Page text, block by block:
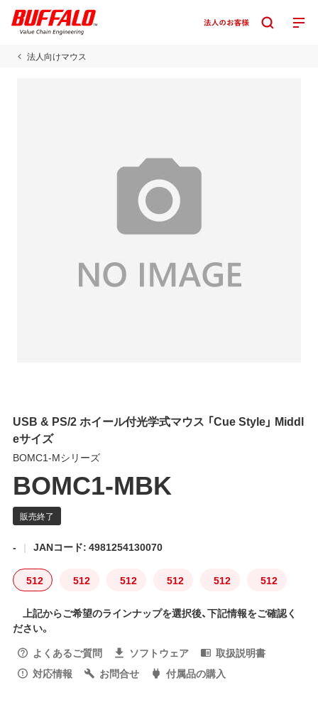
法人向けマウス
USB & PS/2 ホイール付光学式マウス 「Cue Style」 Middl
eサイズ
BOMC1-Mシリーズ
BOMC1-MBK
- JANコード: 4981254130070
512 512 512 512 512 512
上記からご希望のラインナップを選択後、下記情報をご確認く
ださい。
よくあるご質問
ソフトウェア
取扱説明書
対応情報
お問合せ 付属品の購入